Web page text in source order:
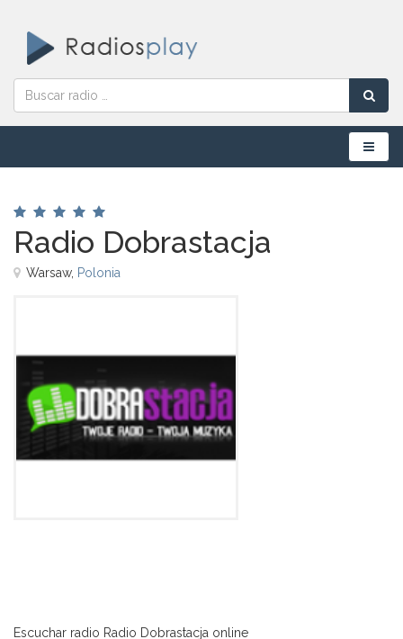
Menú
Radio Dobrastacja
Warsaw, Polonia
Escuchar radio Radio Dobrastacja online